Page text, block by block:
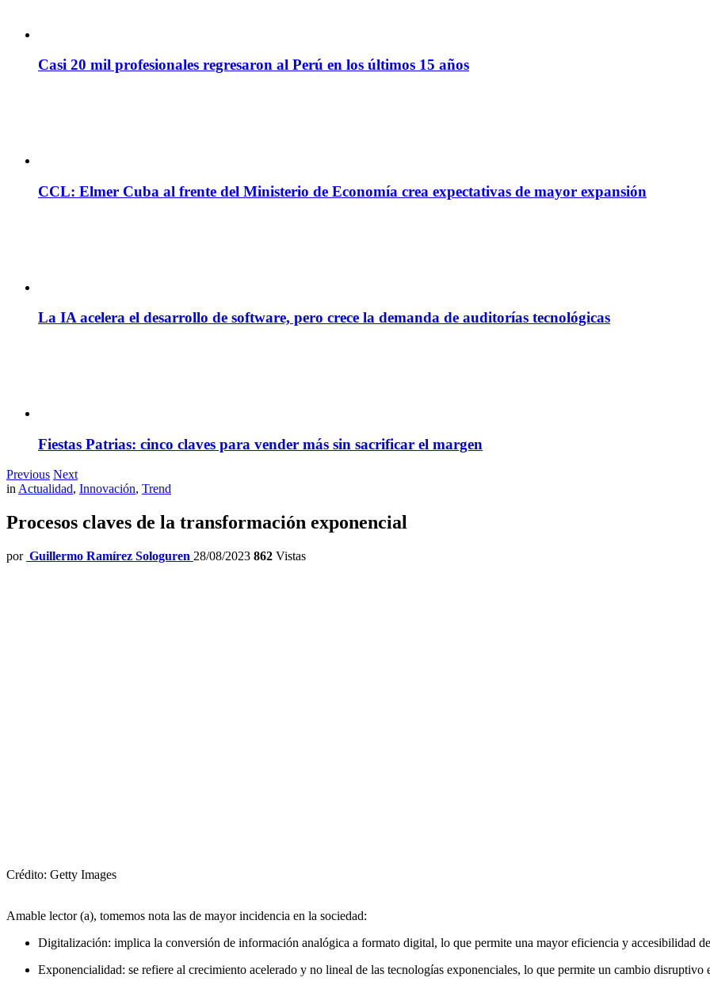
Casi 20 mil profesionales regresaron al Perú en los últimos 15 años
CCL: Elmer Cuba al frente del Ministerio de Economía crea expectativas de mayor expansión
La IA acelera el desarrollo de software, pero crece la demanda de auditorías tecnológicas
Fiestas Patrias: cinco claves para vender más sin sacrificar el margen
Previous Next
inActualidad, Innovación, Trend
Procesos claves de la transformación exponencial
por Guillermo Ramírez Sologuren 28/08/2023 862 Vistas
Crédito: Getty Images
Amable lector (a), tomemos nota las de mayor incidencia en la sociedad:
Digitalización: implica la conversión de información analógica a formato digital, lo que permite una mayor eficiencia y accesibilidad
Exponencialidad: se refiere al crecimiento acelerado y no lineal de las tecnologías exponenciales, lo que permite un cambio disruptivo